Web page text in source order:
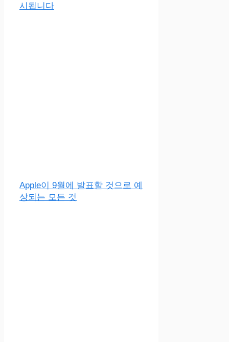
시됩니다
Apple이 9월에 발표할 것으로 예
상되는 모든 것